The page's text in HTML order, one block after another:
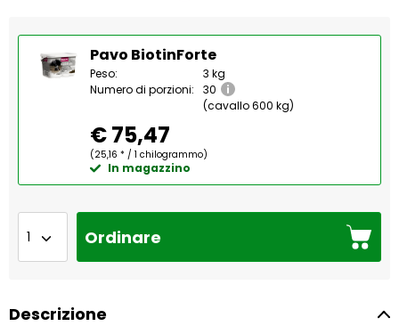
Pavo BiotinForte
Peso:
3 kg
Numero di porzioni:
30
(cavallo 600 kg)
€ 75,47
(25,16 * / 1 chilogrammo)
In magazzino
Ordinare
Descrizione